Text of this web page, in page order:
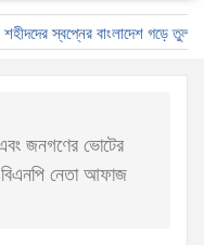
স্বপ্নের বাংলাদেশ গড়ে তুলতে
জনগণের ভোটের
নেতা আফাজ